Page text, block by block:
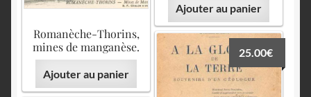
Ajouter au panier
Romanèche-Thorins,
mines de manganèse.
Ajouter au panier
25.00€